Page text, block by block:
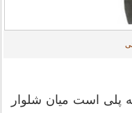
پلی است میان شلوار